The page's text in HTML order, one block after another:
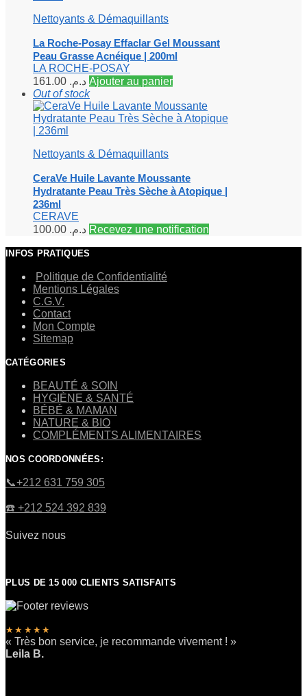
Nettoyants & Démaquillants
La Roche-Posay Effaclar Gel Moussant
Peau Grasse Acnéique | 200ml
LA ROCHE-POSAY
د.م. Ajouter au panier
Out of stock
Nettoyants & Démaquillants
CeraVe Huile Lavante Moussante
Hydratante Peau Très Sèche à Atopique |
236ml
CERAVE
د.م. Recevez une notification
INFOS PRATIQUES
Politique de Confidentialité
Mentions Légales
C.G.V.
Contact
Mon Compte
Sitemap
CATÉGORIES
BEAUTÉ & SOIN
HYGIÈNE & SANTÉ
BÉBÉ & MAMAN
NATURE & BIO
COMPLÉMENTS ALIMENTAIRES
NOS COORDONNÉES:
​📞+212 631 759 305
☎️​ +212 524 392 839
Suivez nous
PLUS DE 15 000 CLIENTS SATISFAITS
★★★★★
« Très bon service, je recommande vivement ! »
Leila B.